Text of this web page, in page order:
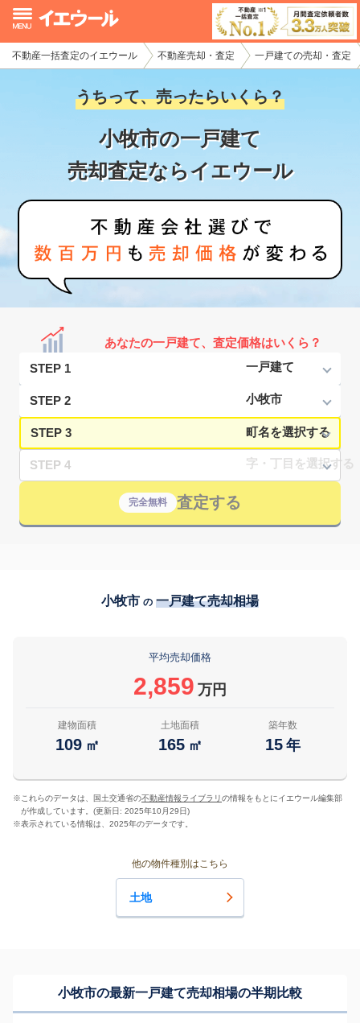
不動産一括査定のイエウール 不動産売却・査定 一戸建ての売却・査定
うちって、売ったらいくら？
小牧市の一戸建て
売却査定ならイエウール
あなたの一戸建て、査定価格はいくら？
STEP 1
STEP 2
STEP 3
STEP 4
完全無料 査定する
小牧市 の 一戸建て売却相場
平均売却価格
2,859 万円
建物面積
109 ㎡
土地面積
165 ㎡
築年数
15 年
※ これらのデータは、国土交通省の不動産情報ライブラリの情報をもとにイエウール編集部
が作成しています。(更新日: 2025年10月29日)
※表示されている情報は、2025年のデータです。
他の物件種別はこちら
土地
小牧市の最新一戸建て売却相場の半期比較
イエウール加盟希望の不動産会社様
初めての方へ
不動産売却の流れ
不動産の売却・一括査定
家査定シミュレーター
お問い合わせ